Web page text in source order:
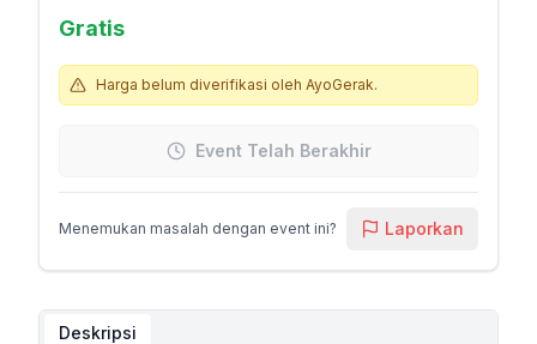
Gratis
Harga belum diverifikasi oleh AyoGerak.
Event Telah Berakhir
Menemukan masalah dengan event ini? Laporkan
Deskripsi